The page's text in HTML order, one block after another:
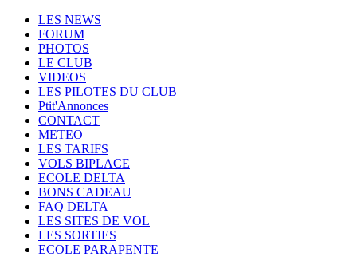
LES NEWS
FORUM
PHOTOS
LE CLUB
VIDEOS
LES PILOTES DU CLUB
Ptit'Annonces
CONTACT
METEO
LES TARIFS
VOLS BIPLACE
ECOLE DELTA
BONS CADEAU
FAQ DELTA
LES SITES DE VOL
LES SORTIES
ECOLE PARAPENTE